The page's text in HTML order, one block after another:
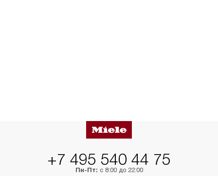
+7 495 540 44 75
Пн-Пт: с 8:00 до 22:00